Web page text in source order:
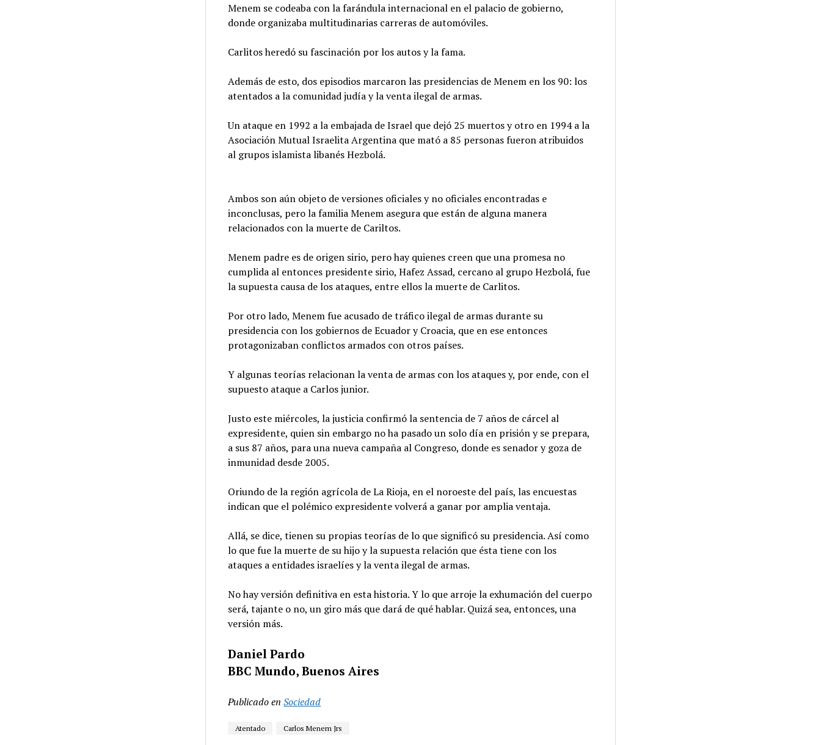
Menem se codeaba con la farándula internacional en el palacio de gobierno,
donde organizaba multitudinarias carreras de automóviles.
Carlitos heredó su fascinación por los autos y la fama.
Además de esto, dos episodios marcaron las presidencias de Menem en los 90: los
atentados a la comunidad judía y la venta ilegal de armas.
Un ataque en 1992 a la embajada de Israel que dejó 25 muertos y otro en 1994 a la
Asociación Mutual Israelita Argentina que mató a 85 personas fueron atribuidos
al grupos islamista libanés Hezbolá.
Ambos son aún objeto de versiones oficiales y no oficiales encontradas e
inconclusas, pero la familia Menem asegura que están de alguna manera
relacionados con la muerte de Cariltos.
Menem padre es de origen sirio, pero hay quienes creen que una promesa no
cumplida al entonces presidente sirio, Hafez Assad, cercano al grupo Hezbolá, fue
la supuesta causa de los ataques, entre ellos la muerte de Carlitos.
Por otro lado, Menem fue acusado de tráfico ilegal de armas durante su
presidencia con los gobiernos de Ecuador y Croacia, que en ese entonces
protagonizaban conflictos armados con otros países.
Y algunas teorías relacionan la venta de armas con los ataques y, por ende, con el
supuesto ataque a Carlos junior.
Justo este miércoles, la justicia confirmó la sentencia de 7 años de cárcel al
expresidente, quien sin embargo no ha pasado un solo día en prisión y se prepara,
a sus 87 años, para una nueva campaña al Congreso, donde es senador y goza de
inmunidad desde 2005.
Oriundo de la región agrícola de La Rioja, en el noroeste del país, las encuestas
indican que el polémico expresidente volverá a ganar por amplia ventaja.
Allá, se dice, tienen su propias teorías de lo que significó su presidencia. Así como
lo que fue la muerte de su hijo y la supuesta relación que ésta tiene con los
ataques a entidades israelíes y la venta ilegal de armas.
No hay versión definitiva en esta historia. Y lo que arroje la exhumación del cuerpo
será, tajante o no, un giro más que dará de qué hablar. Quizá sea, entonces, una
versión más.
Daniel Pardo
BBC Mundo, Buenos Aires
Publicado en Sociedad
Atentado Carlos Menem Jrs